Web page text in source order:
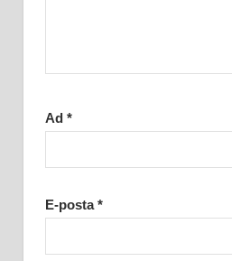
Ad *
E-posta*